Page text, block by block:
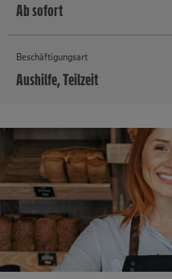
Ab sofort
Beschäftigungsart
Aushilfe, Teilzeit